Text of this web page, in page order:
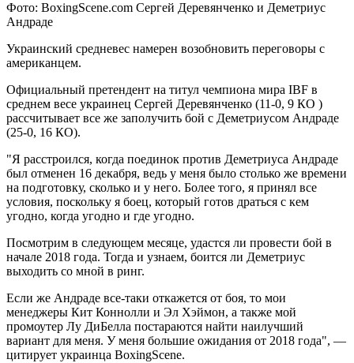
Фото: BoxingScene.com Сергей Деревянченко и Деметриус
Андраде
Украинский средневес намерен возобновить переговоры с
американцем.
Официальный претендент на титул чемпиона мира IBF в
среднем весе украинец Сергей Деревянченко (11-0, 9 КО )
рассчитывает все же заполучить бой с Деметриусом Андраде
(25-0, 16 КО).
"Я расстроился, когда поединок против Деметриуса Андраде
был отменен 16 декабря, ведь у меня было столько же времени
на подготовку, сколько и у него. Более того, я принял все
условия, поскольку я боец, который готов драться с кем
угодно, когда угодно и где угодно.
Посмотрим в следующем месяце, удастся ли провести бой в
начале 2018 года. Тогда и узнаем, боится ли Деметриус
выходить со мной в ринг.
Если же Андраде все-таки откажется от боя, то мои
менеджеры Кит Коннолли и Эл Хэймон, а также мой
промоутер Лу ДиБелла постараются найти наилучший
вариант для меня. У меня большие ожидания от 2018 года", —
цитирует украинца BoxingScene.